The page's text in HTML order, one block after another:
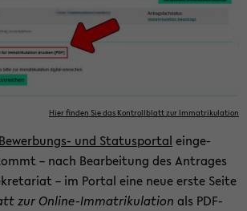
Hier fin­den Sie das Kon­troll­blatt zur Im­ma­tri­ku­la­ti­on
Bewerbungs-​ und Sta­tuspor­tal ein­ge­
– nach Be­ar­bei­tung des An­tra­ges
– im Por­tal eine neue erste Seite
zur Online-​Immatrikulation als PDF-​